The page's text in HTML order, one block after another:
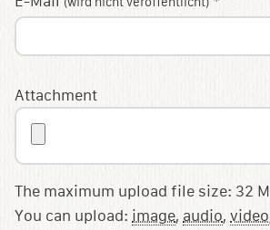
Attachment
The maximum upload file size: 32
You can upload: image, audio, video